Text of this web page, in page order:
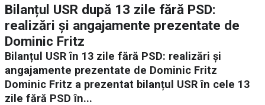
Bilanțul USR după 13 zile fără PSD:
realizări și angajamente prezentate de
Dominic Fritz
Bilanțul USR în 13 zile fără PSD: realizări și
angajamente prezentate de Dominic Fritz
Dominic Fritz a prezentat bilanțul USR în cele 13
zile fără PSD în...